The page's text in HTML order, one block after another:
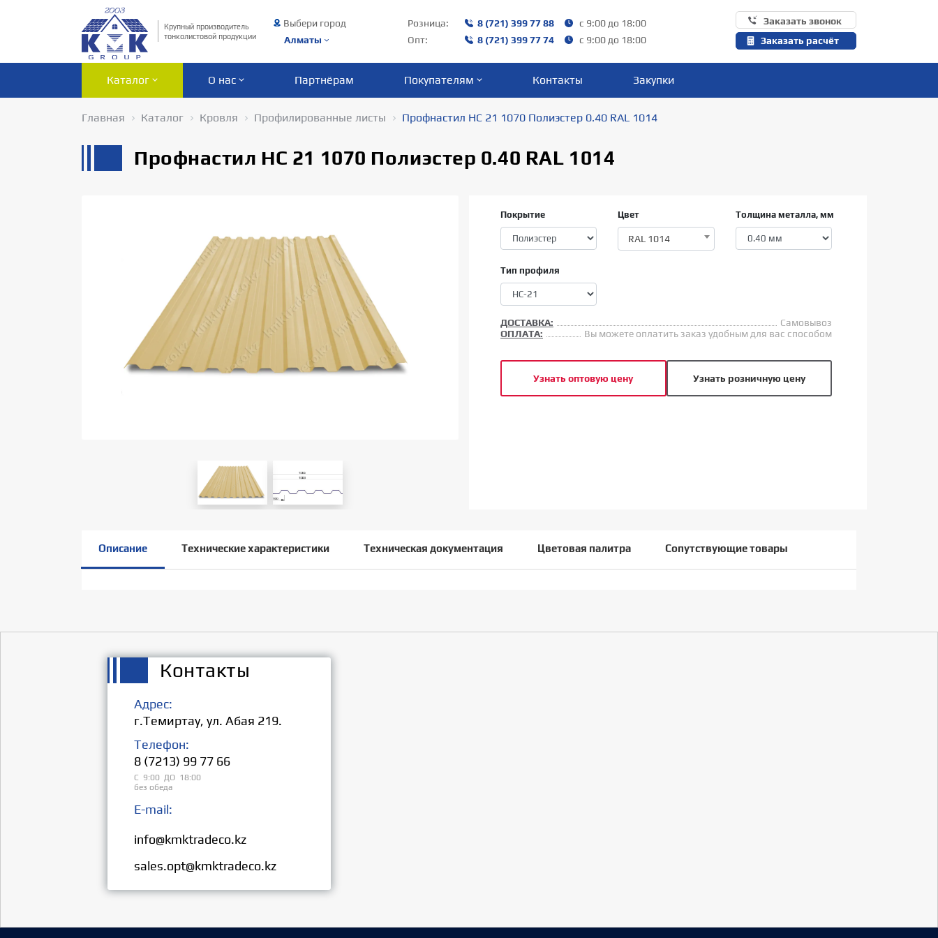
Крупный производитель
тонколистовой продукции
Выбери город
Алматы
Розница: 8 (721) 399 77 88
с 9:00 до 18:00
Опт:
8 (721) 399 77 74 с 9:00 до 18:00
Заказать звонок
Заказать расчёт
Каталог О нас Партнёрам Покупателям Контакты Закупки
Главная Каталог Кровля Профилированные листы Профнастил НС 21 1070 Полиэстер 0.40 RAL 1014
Профнастил НС 21 1070 Полиэстер 0.40 RAL 1014
Покрытие Цвет
RAL 1014
Толщина металла, мм
Тип профиля
ДОСТАВКА:
Самовывоз
ОПЛАТА:
Вы можете оплатить заказ удобным для вас способом
Узнать оптовую цену Узнать розничную цену
Описание Технические характеристики Техническая документация Цветовая палитра Сопутствующие товары
Контакты
Адрес:
г.Темиртау, ул. Абая 219.
Телефон:
8 (7213) 99 77 66
С 9:00 ДО 18:00
без обеда
E-mail:
info@kmktradeco.kz
sales.opt@kmktradeco.kz